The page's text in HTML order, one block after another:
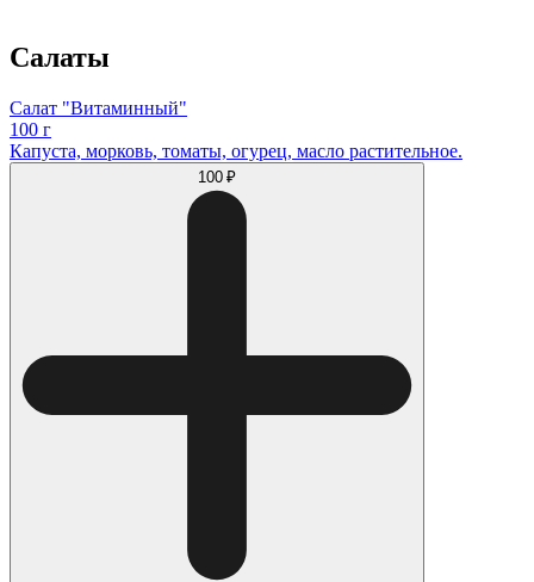
Салаты
Салат "Витаминный"
100 г
Капуста, морковь, томаты, огурец, масло растительное.
100 ₽